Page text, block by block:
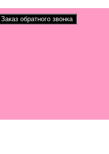
Заказ обратного звонка